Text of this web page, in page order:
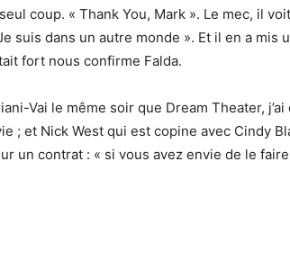
coup. « Thank You, Mark ». Le mec, il
suis dans un autre monde ». Et il en a mis
fort nous confirme Falda.
Vai le même soir que Dream Theater,
; et Nick West qui est copine avec Cindy
un contrat : « si vous avez envie de le